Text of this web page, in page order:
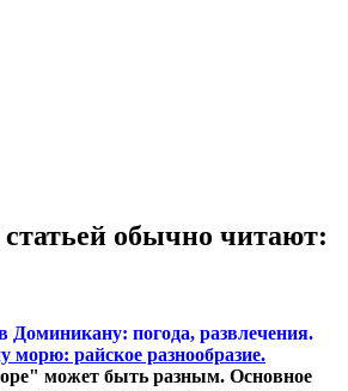
статьей обычно читают:
морю: райское разнообразие.
может быть разным. Основное